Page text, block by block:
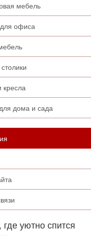
мебель
офиса
кресла
дома и сада
уютно спится